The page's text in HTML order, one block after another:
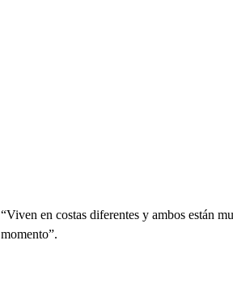
“Viven en costas diferentes y ambos están
momento”.